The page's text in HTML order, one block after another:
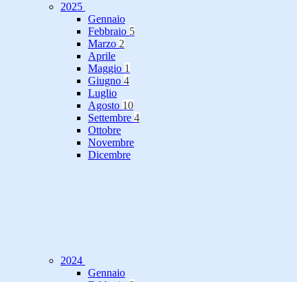
2025
Gennaio
Febbraio 5
Marzo 2
Aprile
Maggio 1
Giugno 4
Luglio
Agosto 10
Settembre 4
Ottobre
Novembre
Dicembre
2024
Gennaio